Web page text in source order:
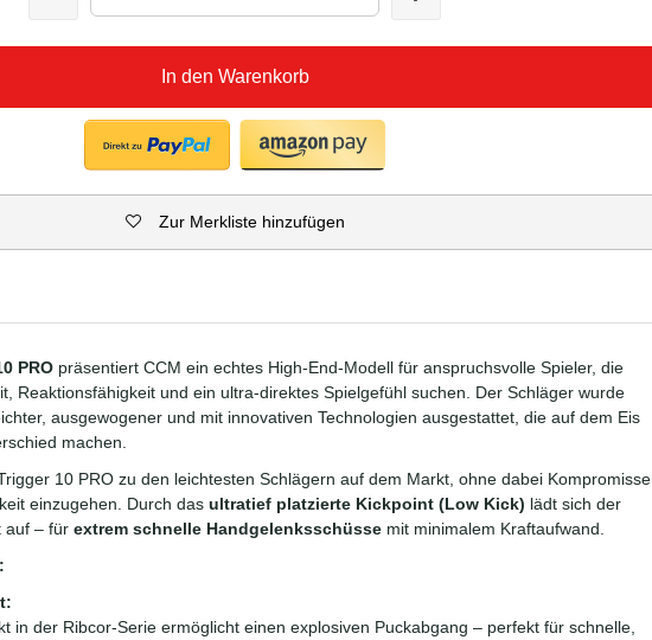
In den Warenkorb
Zur Merkliste hinzufügen
PRO präsentiert CCM ein echtes High-End-Modell für anspruchsvolle Spieler, die
Reaktionsfähigkeit und ein ultra-direktes Spielgefühl suchen. Der Schläger wurde
ausgewogener und mit innovativen Technologien ausgestattet, die auf dem Eis
machen.
10 PRO zu den leichtesten Schlägern auf dem Markt, ohne dabei Kompromisse
einzugehen. Durch das ultratief platzierte Kickpoint (Low Kick) lädt sich der
auf – für extrem schnelle Handgelenksschüsse mit minimalem Kraftaufwand.
in der Ribcor-Serie ermöglicht einen explosiven Puckabgang – perfekt für schnelle,